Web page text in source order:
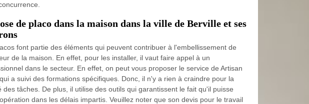
de placo dans la maison dans la ville de Berville et ses
font partie des éléments qui peuvent contribuer à l'embellissement de
de la maison. En effet, pour les installer, il vaut faire appel à un
dans le secteur. En effet, on peut vous proposer le service de Artisan
a suivi des formations spécifiques. Donc, il n'y a rien à craindre pour la
des tâches. De plus, il utilise des outils qui garantissent le fait qu'il puisse
dans les délais impartis. Veuillez noter que son devis pour le travail